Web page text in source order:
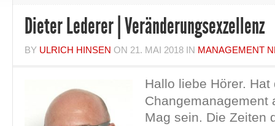
Dieter Lederer | Veränderungsexzellenz
BY ULRICH HINSEN ON 21. MAI 2018 IN MANAGEMENT
Hallo liebe Hörer.
Changemanagement
Mag sein. Die Zeiten